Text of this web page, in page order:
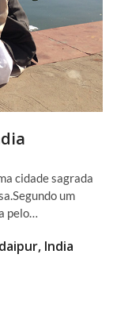
cidade sagrada
um
pelo…
India